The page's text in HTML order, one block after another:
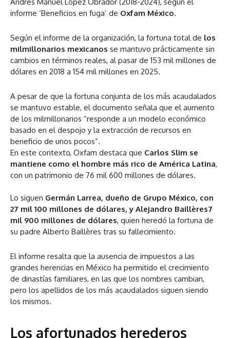
informe ‘Beneficios en fuga’ de Oxfam México.
Según el informe de la organización, la fortuna total de los
milmillonarios mexicanos se mantuvo prácticamente sin
cambios en términos reales, al pasar de 153 mil millones de
dólares en 2018 a 154 mil millones en 2025.
A pesar de que la fortuna conjunta de los más acaudalados
se mantuvo estable, el documento señala que el aumento
de los milmillonarios “responde a un modelo económico
basado en el despojo y la extracción de recursos en
beneficio de unos pocos”.
En este contexto, Oxfam destaca que Carlos Slim se
mantiene como el hombre más rico de América Latina,
con un patrimonio de 76 mil 600 millones de dólares.
Lo siguen Germán Larrea, dueño de Grupo México, con
27 mil 100 millones de dólares, y Alejandro Baillères7
mil 900 millones de dólares, quien heredó la fortuna de
su padre Alberto Baillères tras su fallecimiento.
El informe resalta que la ausencia de impuestos a las
grandes herencias en México ha permitido el crecimiento
de dinastías familiares, en las que los nombres cambian,
pero los apellidos de los más acaudalados siguen siendo
los mismos.
Los afortunados herederos